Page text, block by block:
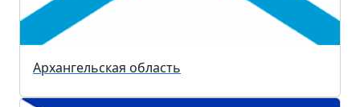
Архангельская область